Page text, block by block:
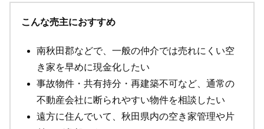
こんな売主におすすめ
南秋田郡などで、一般の仲介では売れにくい空
き家を早めに現金化したい
事故物件・共有持分・再建築不可など、通常の
不動産会社に断られやすい物件を相談したい
遠方に住んでいて、秋田県内の空き家管理や片